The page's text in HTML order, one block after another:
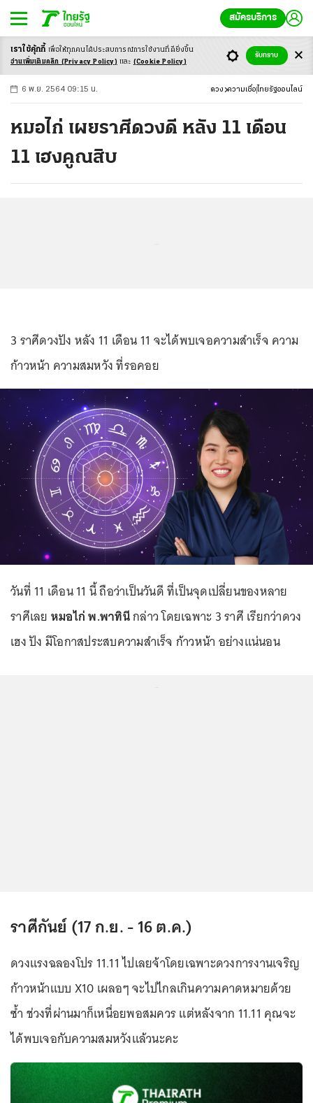
สมัครบริการ
-ก ก ก+
6 พ.ย. 2564 09:15 น. ดวง ความเชื่อ ไทยรัฐออนไลน์
หมอไก่ เผยราศีดวงดี หลัง 11 เดือน
11 เฮงคูณสิบ
3 ราศีดวงปัง หลัง 11 เดือน 11 จะได้พบเจอความสำเร็จ ความ
ก้าวหน้า ความสมหวัง ที่รอคอย
วันที่ 11 เดือน 11 นี้ ถือว่าเป็นวันดี ที่เป็นจุดเปลี่ยนของหลาย
ราศีเลย หมอไก่ พ.พาทินีกล่าว โดยเฉพาะ 3 ราศี เรียกว่าดวง
เฮง ปัง มีโอกาสประสบความสำเร็จ ก้าวหน้า อย่างแน่นอน
ราศีกันย์ (17 ก.ย. - 16 ต.ค.)
ดวงแรงฉลองโปร 11.11 ไปเลยจ้าโดยเฉพาะดวงการงานเจริญ
ก้าวหน้าแบบ X10 เผลอๆ จะไปไกลเกินความคาดหมายด้วย
ซ้ำ ช่วงที่ผ่านมาก็เหนื่อยพอสมควร แต่หลังจาก 11.11 คุณจะ
ได้พบเจอกับความสมหวังแล้วนะคะ
เราใช้คุ้กกี้ เพื่อให้ทุกคนได้ประสบการณ์การใช้งานที่ดียิ่งขึ้น
อ่านเพิ่มเติมคลิก (Privacy Policy) และ (Cookie Policy)
รับทราบ